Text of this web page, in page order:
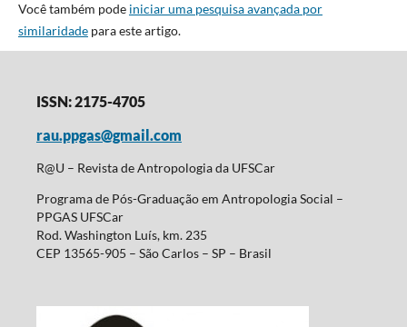
Você também pode iniciar uma pesquisa avançada por
similaridadepara este artigo.
ISSN: 2175-4705
rau.ppgas@gmail.com
R@U – Revista de Antropologia da UFSCar
Programa de Pós-Graduação em Antropologia Social –
PPGAS UFSCar
Rod. Washington Luís, km. 235
CEP 13565-905 – São Carlos – SP – Brasil